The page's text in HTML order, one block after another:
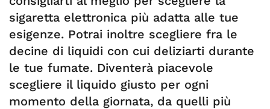
sigaretta elettronica più adatta alle tue
esigenze. Potrai inoltre scegliere fra le
decine di liquidi con cui deliziarti durante
le tue fumate. Diventerà piacevole
scegliere il liquido giusto per ogni
momento della giornata, da quelli più